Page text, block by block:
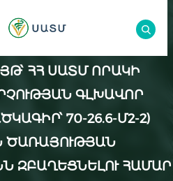
ՀՀ ՍԱՏՄ ՈՐԱԿԻ
ԳԼԽԱՎՈՐ
70-26.6-Մ2-2)
ԾԱՌԱՅՈՒԹՅԱՆ
ԶԲԱՂԵՑՆԵԼՈՒ ՀԱՄԱՐ